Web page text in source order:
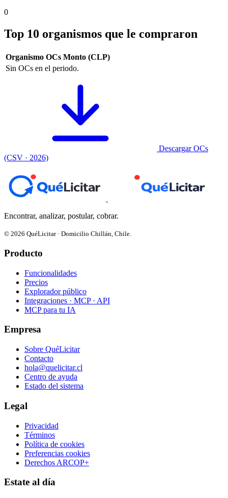
0
Top 10 organismos que le compraron
Organismo OCs Monto (CLP)
Sin OCs en el periodo.
Descargar OCs
(CSV · 2026)
Encontrar, analizar, postular, cobrar.
© 2026 QuéLicitar · Domicilio Chillán, Chile.
Producto
Funcionalidades
Precios
Explorador público
Integraciones · MCP · API
MCP para tu IA
Empresa
Sobre QuéLicitar
Contacto
hola@quelicitar.cl
Centro de ayuda
Estado del sistema
Legal
Privacidad
Términos
Política de cookies
Preferencias cookies
Derechos ARCOP+
Estate al día